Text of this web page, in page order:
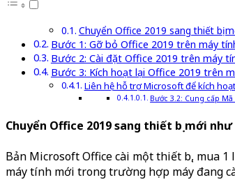
Chuyển Office 2019 sang thiết bị
Bước 1: Gỡ bỏ Office 2019 trên máy
Bước 2: Cài đặt Office 2019 trên máy
Bước 3: Kích hoạt lại Office 2019 trên
Liên hệ hỗ trợ Microsoft để kích
Bước 3.2: Cung cấp
Chuyển Office 2019 sang thiết bị mới
Bản Microsoft Office cài một thiết bị, mua
máy tính mới trong trường hợp máy đang